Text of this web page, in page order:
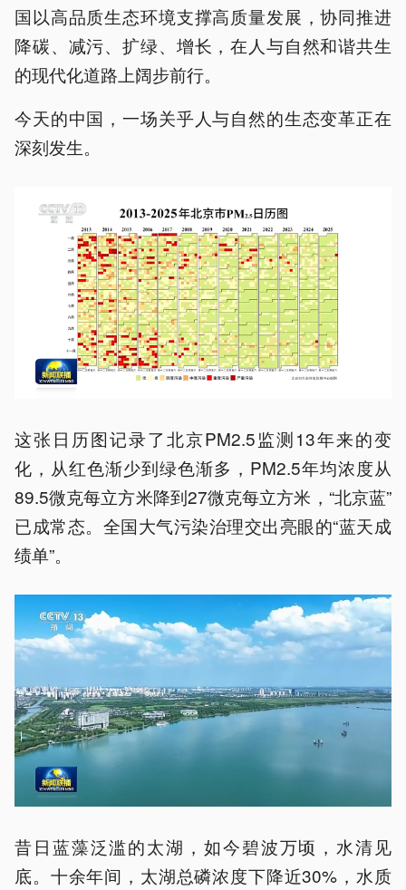
国以高品质生态环境支撑高质量发展，协同推进
降碳、减污、扩绿、增长，在人与自然和谐共生
的现代化道路上阔步前行。
今天的中国，一场关乎人与自然的生态变革正在
深刻发生。
这张日历图记录了北京PM2.5监测13年来的变
化，从红色渐少到绿色渐多，PM2.5年均浓度从
89.5微克每立方米降到27微克每立方米，“北京蓝”
已成常态。全国大气污染治理交出亮眼的“蓝天成
绩单”。
昔日蓝藻泛滥的太湖，如今碧波万顷，水清见
底。十余年间，太湖总磷浓度下降近30%，水质